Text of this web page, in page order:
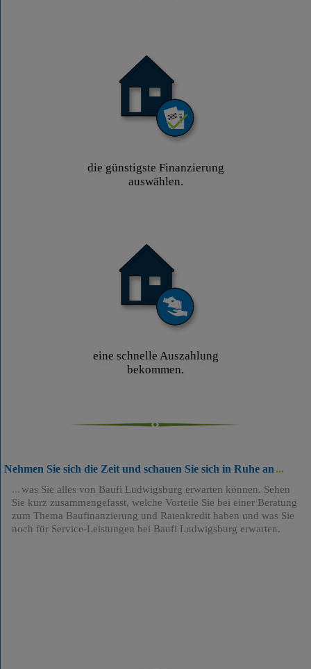
die günstigste Finanzierung
auswählen.
eine schnelle Auszahlung
bekommen.
Nehmen Sie sich die Zeit und schauen Sie sich in Ruhe an
was Sie alles von Baufi Ludwigsburg erwarten können. Sehen
Sie kurz zusammengefasst, welche Vorteile Sie bei einer Beratung
zum Thema Baufinanzierung und Ratenkredit haben und was Sie
noch für Service-Leistungen bei Baufi Ludwigsburg erwarten.